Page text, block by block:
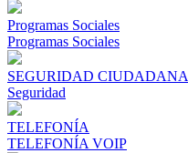
Programas Sociales
Programas Sociales
SEGURIDAD CIUDADANA
Seguridad
TELEFONÍA
TELEFONÍA VOIP